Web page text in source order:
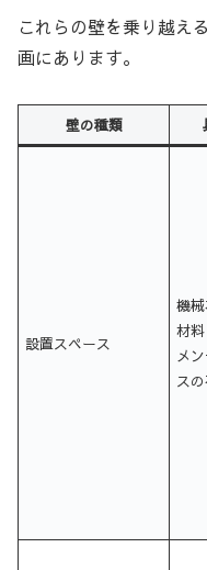
これらの壁を乗り越え
画にあります。
壁の種類
設置スペース
機械
材料
メ
ス